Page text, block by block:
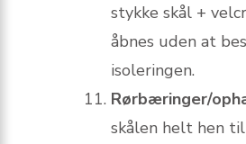
stykke skål +
åbnes uden at
isoleringen.
Rørbæringer/
skålen helt hen